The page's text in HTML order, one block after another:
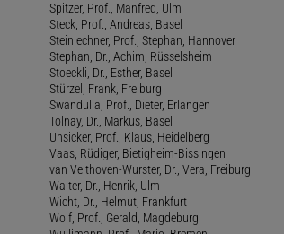
Spitzer, Prof., Manfred, Ulm
Steck, Prof., Andreas, Basel
Steinlechner, Prof., Stephan, Hannover
Stephan, Dr., Achim, Rüsselsheim
Stoeckli, Dr., Esther, Basel
Stürzel, Frank, Freiburg
Swandulla, Prof., Dieter, Erlangen
Tolnay, Dr., Markus, Basel
Unsicker, Prof., Klaus, Heidelberg
Vaas, Rüdiger, Bietigheim-Bissingen
van Velthoven-Wurster, Dr., Vera, Freiburg
Walter, Dr., Henrik, Ulm
Wicht, Dr., Helmut, Frankfurt
Wolf, Prof., Gerald, Magdeburg